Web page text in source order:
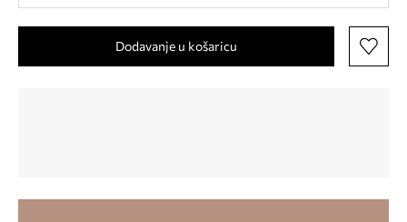
Dodavanje u košaricu